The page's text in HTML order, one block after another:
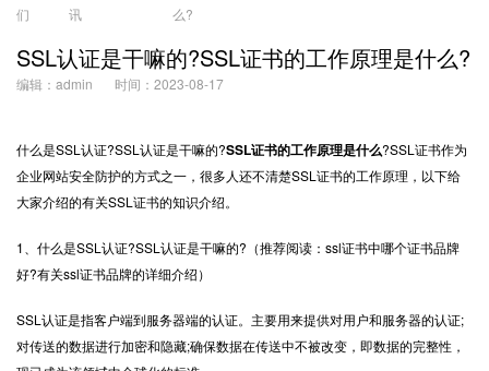
们 讯 么?
SSL认证是干嘛的?SSL证书的工作原理是什么?
编辑：admin 时间：2023-08-17
什么是SSL认证?SSL认证是干嘛的?SSL证书的工作原理是什么?SSL证书作为
企业网站安全防护的方式之一，很多人还不清楚SSL证书的工作原理，以下给
大家介绍的有关SSL证书的知识介绍。
1、什么是SSL认证?SSL认证是干嘛的?（推荐阅读：ssl证书中哪个证书品牌
好?有关ssl证书品牌的详细介绍）
SSL认证是指客户端到服务器端的认证。主要用来提供对用户和服务器的认证;
对传送的数据进行加密和隐藏;确保数据在传送中不被改变，即数据的完整性，